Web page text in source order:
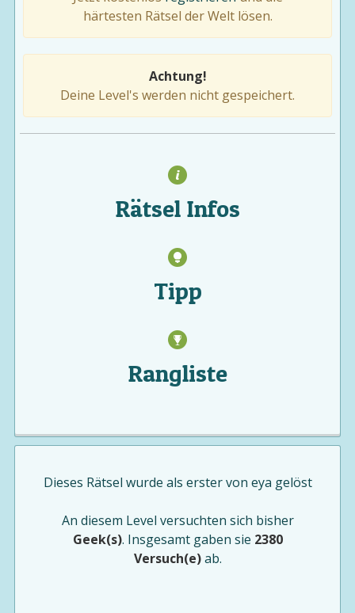
härtesten Rätsel der Welt lösen.
Achtung!
Deine Level's werden nicht gespeichert.
Rätsel Infos
Tipp
Rangliste
Dieses Rätsel wurde als erster von eya gelöst
An diesem Level versuchten sich bisher
Geek(s). Insgesamt gaben sie 2380
Versuch(e)ab.